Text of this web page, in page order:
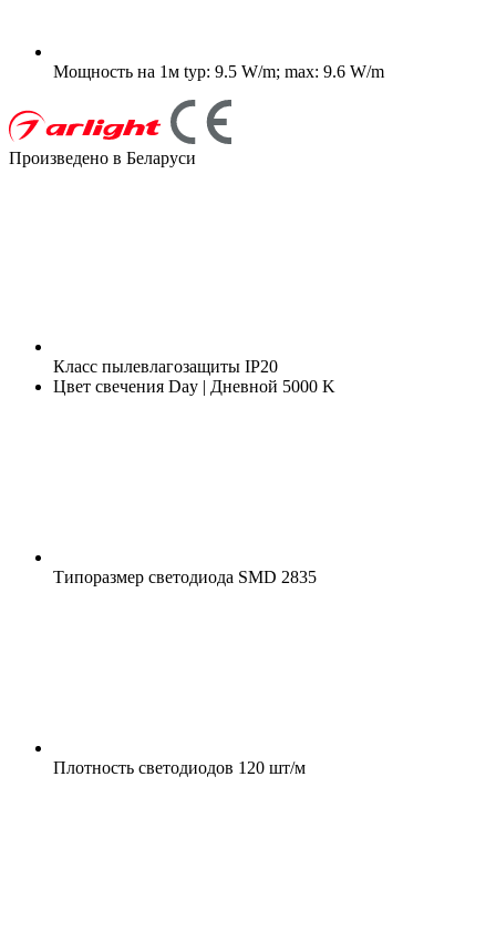
Мощность на 1м typ: 9.5 W/m; max: 9.6 W/m
Произведено в Беларуси
Класс пылевлагозащиты IP20
Цвет свечения Day | Дневной 5000 K
Типоразмер светодиода SMD 2835
Плотность светодиодов 120 шт/м